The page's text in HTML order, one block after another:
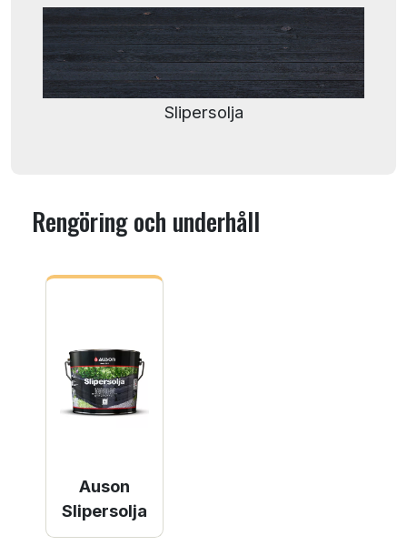
Slipersolja
Rengöring och underhåll
Auson
Slipersolja